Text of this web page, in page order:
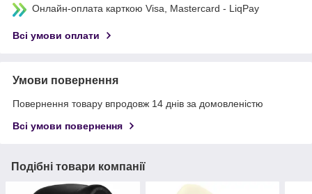
Онлайн-оплата карткою Visa, Mastercard - LiqPay
Всі умови оплати
Умови повернення
Повернення товару впродовж 14 днів за домовленістю
Всі умови повернення
Подібні товари компанії